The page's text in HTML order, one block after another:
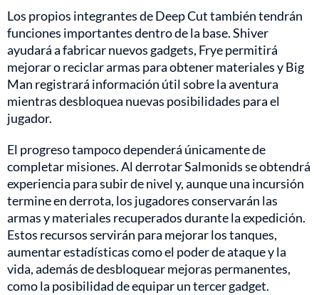
Los propios integrantes de Deep Cut también tendrán
funciones importantes dentro de la base. Shiver
ayudará a fabricar nuevos gadgets, Frye permitirá
mejorar o reciclar armas para obtener materiales y Big
Man registrará información útil sobre la aventura
mientras desbloquea nuevas posibilidades para el
jugador.
El progreso tampoco dependerá únicamente de
completar misiones. Al derrotar Salmonids se obtendrá
experiencia para subir de nivel y, aunque una incursión
termine en derrota, los jugadores conservarán las
armas y materiales recuperados durante la expedición.
Estos recursos servirán para mejorar los tanques,
aumentar estadísticas como el poder de ataque y la
vida, además de desbloquear mejoras permanentes,
como la posibilidad de equipar un tercer gadget.